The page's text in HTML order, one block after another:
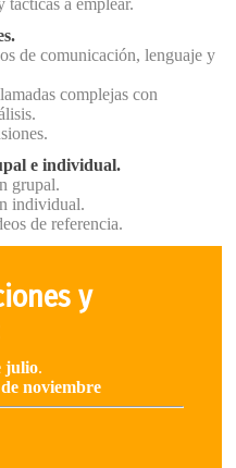
tácticas a emplear.
de comunicación, lenguaje y
complejas con
e individual.
grupal.
individual.
de referencia.
y
julio.
noviembre